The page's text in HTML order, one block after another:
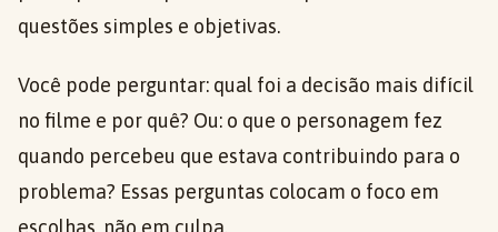
questões simples e objetivas.
Você pode perguntar: qual foi a decisão mais difícil
no filme e por quê? Ou: o que o personagem fez
quando percebeu que estava contribuindo para o
problema? Essas perguntas colocam o foco em
escolhas, não em culpa.